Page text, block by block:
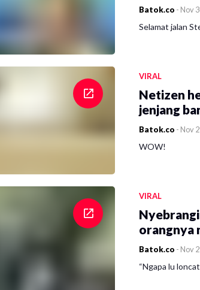
Batok.co - Nov
Selamat jalan
VIRAL
Netizen
jenjang
Batok.co - Nov
WOW!
VIRAL
orangnya
Batok.co - Nov
“Ngapa lu